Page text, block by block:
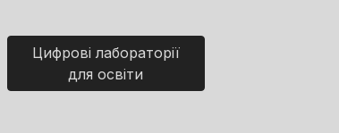
Цифрові лабораторії
для освіти